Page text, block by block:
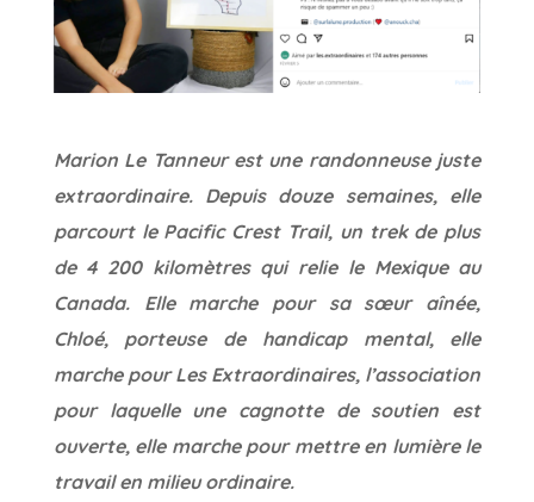
Marion Le Tanneur est une randonneuse juste
extraordinaire. Depuis douze semaines, elle
parcourt le Pacific Crest Trail, un trek de plus
de 4 200 kilomètres qui relie le Mexique au
Canada. Elle marche pour sa sœur aînée,
Chloé, porteuse de handicap mental, elle
marche pour Les Extraordinaires, l’association
pour laquelle une cagnotte de soutien est
ouverte, elle marche pour mettre en lumière le
travail en milieu ordinaire.